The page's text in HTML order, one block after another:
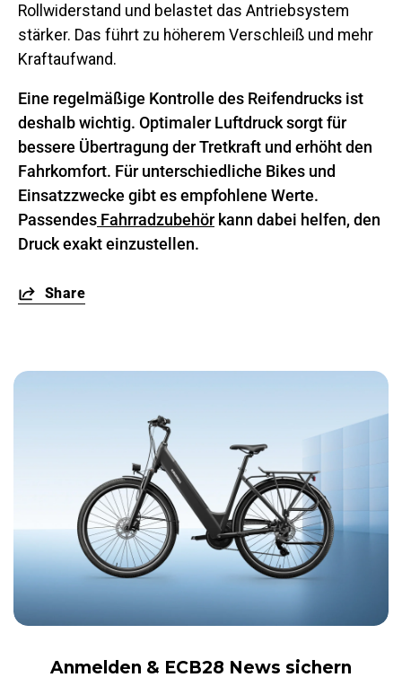
Rollwiderstand und belastet das Antriebsystem
stärker. Das führt zu höherem Verschleiß und mehr
Kraftaufwand.
Eine regelmäßige Kontrolle des Reifendrucks ist
deshalb wichtig. Optimaler Luftdruck sorgt für
bessere Übertragung der Tretkraft und erhöht den
Fahrkomfort. Für unterschiedliche Bikes und
Einsatzzwecke gibt es empfohlene Werte.
Passendes Fahrradzubehörkann dabei helfen, den
Druck exakt einzustellen.
Share
Anmelden & ECB28 News sichern